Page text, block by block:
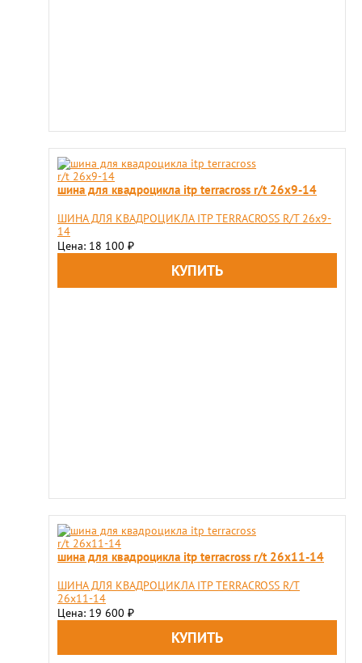
шина для квадроцикла itp terracross r/t 26x9-14
ШИНА ДЛЯ КВАДРОЦИКЛА ITP TERRACROSS R/T 26x9-
14
Цена: 18 100 ₽
шина для квадроцикла itp terracross r/t 26x11-14
ШИНА ДЛЯ КВАДРОЦИКЛА ITP TERRACROSS R/T
26x11-14
Цена: 19 600 ₽